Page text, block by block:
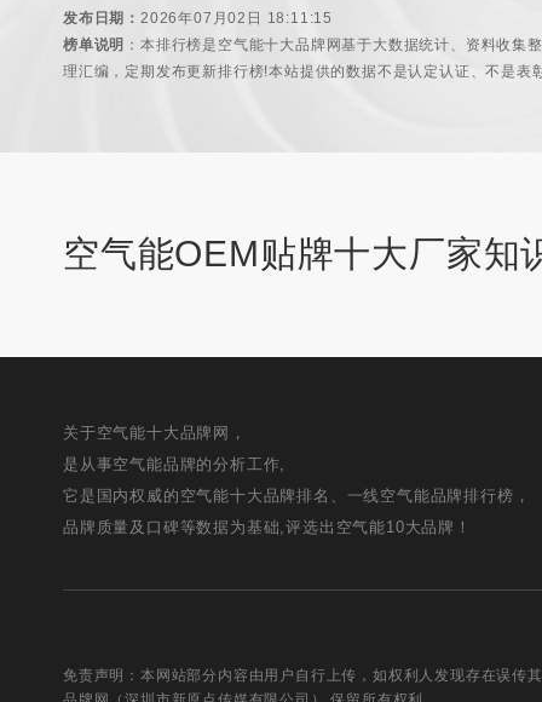
发布日期： 2026年07月02日 18:11:15
榜单说明 ：本排行榜是空气能十大品牌网基于大数据统计、资料收
理汇编，定期发布更新排行榜!本站提供的数据不是认定认证、不是表
空气能OEM贴牌十大厂家知
关于空气能十大品牌网，
是从事空气能品牌的分析工作,
它是国内权威的空气能十大品牌排名、一线空气能品牌排行榜，
品牌质量及口碑等数据为基础,评选出空气能10大品牌！
免责声明：本网站部分内容由用户自行上传，如权利人发现存在误